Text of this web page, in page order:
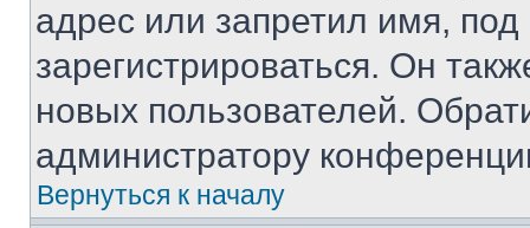
адрес или запретил имя,
зарегистрироваться. Он
новых пользователей.
администратору
Вернуться к началу